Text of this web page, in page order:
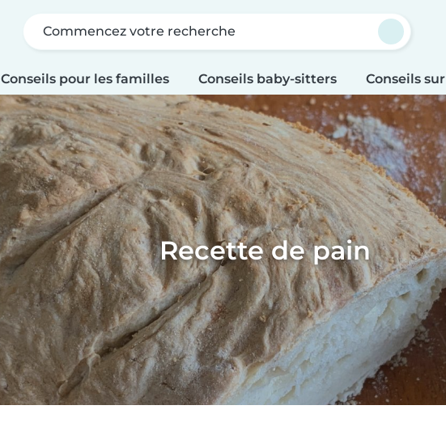
Commencez votre recherche
Conseils pour les familles Conseils baby-sitters Conseils
Recette de pain